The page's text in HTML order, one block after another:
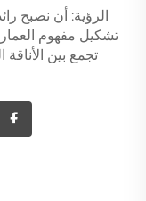
الرؤية: أن نصبح
تشكيل مفهوم
تجمع بين الأناقة